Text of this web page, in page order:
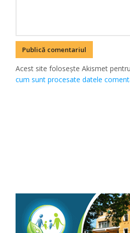
Acest site folosește Akismet
cum sunt procesate datele